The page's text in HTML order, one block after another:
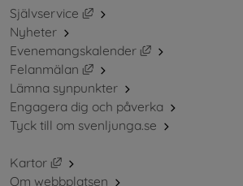
Självservice
Länk till annan webbplats,
Nyheter
Evenemangskalender
Länk till annan
Felanmälan
Länk till annan webbplats,
Lämna synpunkter
Engagera dig och påverka
Tyck till om svenljunga.se
Kartor
Länk till annan webbplats,
Om webbplatsen